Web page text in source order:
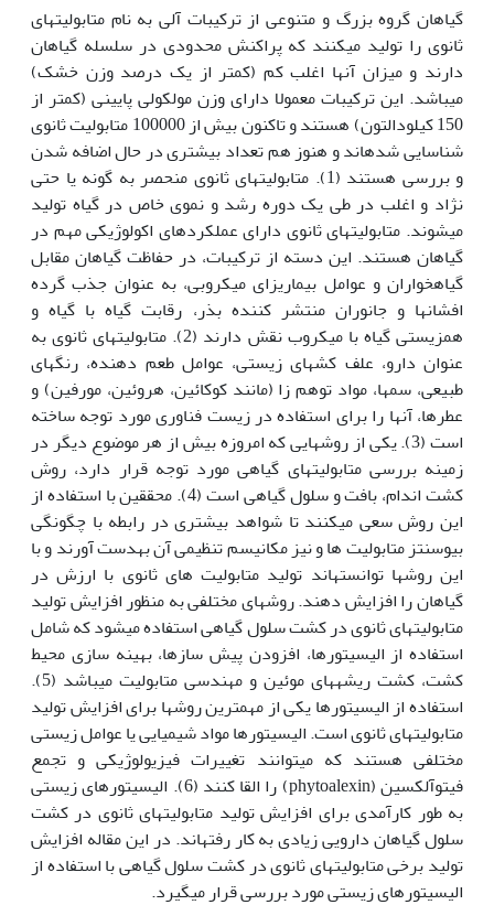
گیاهان گروه بزرگ و متنوعی از ترکیبات آلی به نام متابولیت‎های
ثانوی را تولید می‎کنند که پراکنش محدودی در سلسله گیاهان
دارند و میزان آن‎ها اغلب کم (کمتر از یک درصد وزن خشک)
می‎باشد. این ترکیبات معمولا دارای وزن مولکولی پایینی (کمتر از
150 کیلودالتون) هستند و تاکنون بیش از 100000 متابولیت ثانوی
شناسایی شده‎اند و هنوز هم تعداد بیشتری در حال اضافه شدن
و بررسی هستند (1). متابولیت‎های ثانوی منحصر به گونه یا حتی
نژاد و اغلب در طی یک دوره رشد و نموی خاص در گیاه تولید
می‎شوند. متابولیت‎های ثانوی دارای عمل‎کردهای اکولوژیکی مهم در
گیاهان هستند. این دسته از ترکیبات، در حفاظت گیاهان مقابل
گیاهخواران و عوامل بیماریزای میکروبی، به عنوان جذب گرده
افشان‎ها و جانوران منتشر کننده بذر، رقابت گیاه با گیاه و
همزیستی گیاه با میکروب نقش دارند (2). متابولیت‎های ثانوی به
عنوان دارو، علف کش‎های زیستی، عوامل طعم دهنده، رنگ‎های
طبیعی، سم‎ها، مواد توهم زا (مانند کوکائین، هروئین، مورفین) و
عطرها، آن‎ها را برای استفاده در زیست فناوری مورد توجه ساخته
است (3). یکی از روش‎هایی که امروزه بیش از هر موضوع دیگر در
زمینه بررسی متابولیت‎های گیاهی مورد توجه قرار دارد، روش
کشت اندام، بافت و سلول گیاهی است (4). محققین با استفاده از
این روش سعی می‎کنند تا شواهد بیشتری در رابطه با چگونگی
بیوسنتز متابولیت ها و نیز مکانیسم تنظیمی آن به‎دست آورند و با
این روش‎ها توانسته‎اند تولید متابولیت های ثانوی با ارزش در
گیاهان را افزایش دهند. روش‎های مختلفی به منظور افزایش تولید
متابولیت‎های ثانوی در کشت سلول گیاهی استفاده می‎شود که شامل
استفاده از الیسیتورها، افزودن پیش سازها، بهینه سازی محیط
کشت، کشت ریشه‎های موئین و مهندسی متابولیت می‎باشد (5).
استفاده از الیسیتورها یکی از مهم‎ترین روش‎ها برای افزایش تولید
متابولیت‎های ثانوی است. الیسیتورها مواد شیمیایی یا عوامل زیستی
مختلفی هستند که می‎توانند تغییرات فیزیولوژیکی و تجمع
فیتوآلکسین (phytoalexin) را القا کنند (6). الیسیتورهای زیستی
به طور کارآمدی برای افزایش تولید متابولیت‎های ثانوی در کشت
سلول گیاهان دارویی زیادی به کار رفته‎اند. در این مقاله افزایش
تولید برخی متابولیت‎های ثانوی در کشت سلول گیاهی با استفاده از
الیسیتورهای زیستی مورد بررسی قرار می‎گیرد.